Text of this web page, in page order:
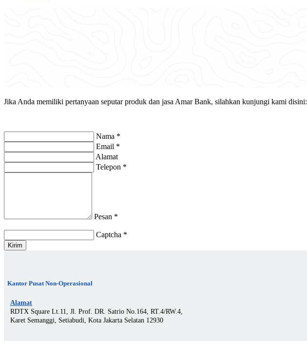
Jika Anda memiliki pertanyaan seputar produk dan jasa Amar Bank, silahkan kunjungi kami disini:
Nama *
Email *
Alamat
Telepon *
Pesan *
Captcha *
Kantor Pusat Non-Operasional
Alamat
RDTX Square Lt.11, Jl. Prof. DR. Satrio No.164, RT.4/RW.4,
Karet Semanggi, Setiabudi, Kota Jakarta Selatan 12930